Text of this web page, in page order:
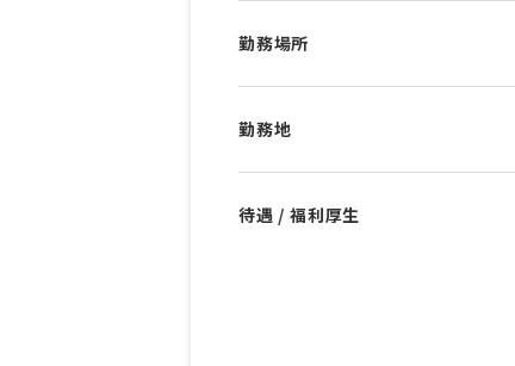
勤務場所
勤務地
待遇 / 福利厚生